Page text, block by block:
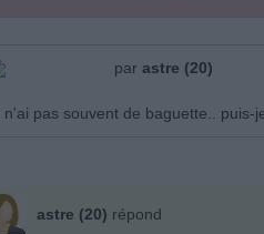
parastre (20)
n'ai pas souvent de baguette..
astre (20) répond